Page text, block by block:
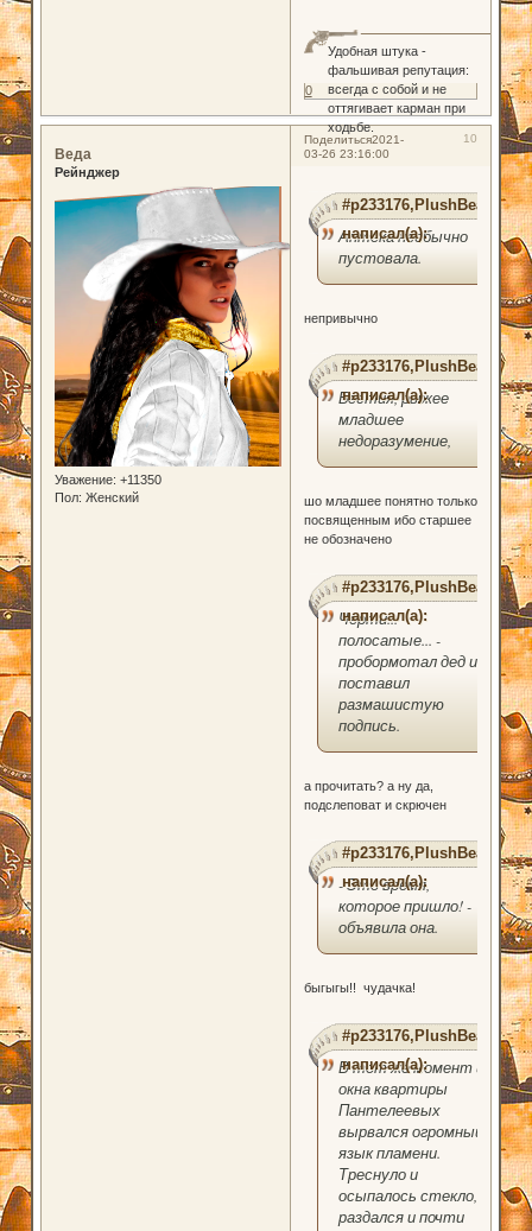
Удобная штука -
фальшивая репутация:
всегда с собой и не
оттягивает карман при
ходьбе.
0
Поделиться 10
2021-
03-26 23:16:00
Веда
Рейнджер
Уважение: +11350
Пол: Женский
#p233176,PlushBear
написал(а):
Аптека необычно
пустовала.
непривычно
#p233176,PlushBear
написал(а):
Бестия, рыжее
младшее
недоразумение,
шо младшее понятно только
посвященным ибо старшее
не обозначено
#p233176,PlushBear
написал(а):
Черти...
полосатые... -
пробормотал дед и
поставил
размашистую
подпись.
а прочитать? а ну да,
подслеповат и скрючен
#p233176,PlushBear
написал(а):
- Это время,
которое пришло! -
объявила она.
быгыгы!! чудачка!
#p233176,PlushBear
написал(а):
В тот же момент из
окна квартиры
Пантелеевых
вырвался огромный
язык пламени.
Треснуло и
осыпалось стекло,
раздался и почти